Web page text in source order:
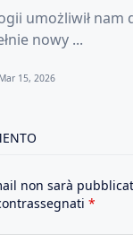
umożliwił nam
nowy ...
Mar 15, 2026
non sarà
*